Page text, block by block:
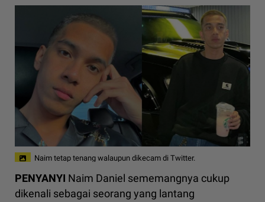
Naim tetap tenang walaupun dikecam di Twitter.
PENYANYI Naim Daniel sememangnya cukup
dikenali sebagai seorang yang lantang